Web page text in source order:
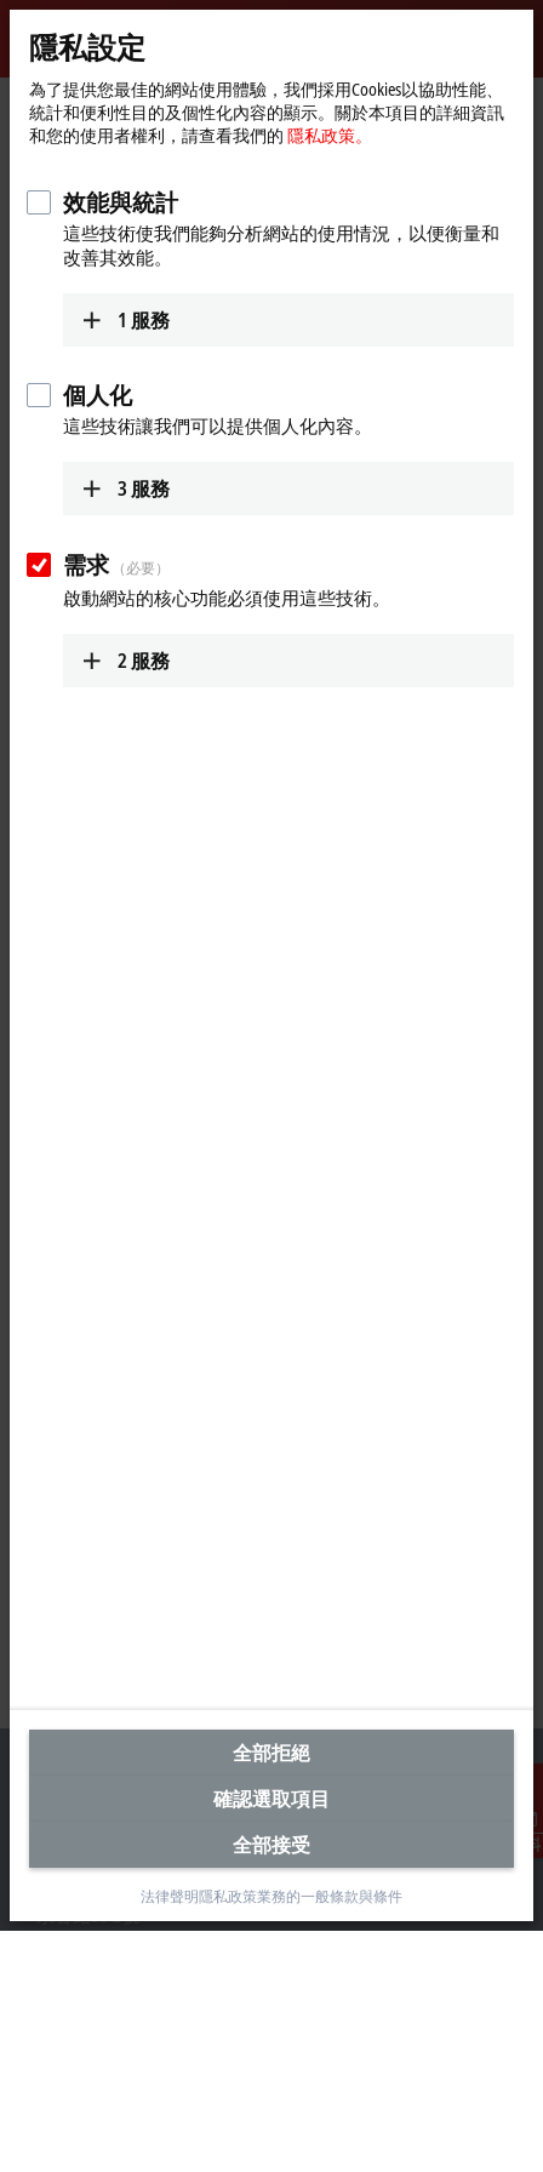
Beckhoff
-
New
Automation
首
Products Motion Product finder Motion
聯絡資料
Product finder Motion
The product finder only works on devices with a larger display.
Tabular product overview
content.
Tabular product overview
Beckhoff Automation Co., Ltd.
隱私設定
為了提供您最佳的網站使用體驗，我們採用Cookies以協助性能、
統計和便利性目的及個性化內容的顯示。關於本項目的詳細資訊
和您的使用者權利，請查看我們的 隱私政策。
效能與統計
這些技術使我們能夠分析網站的使用情況，以便衡量和
改善其效能。
1 服務
個人化
這些技術讓我們可以提供個人化內容。
3 服務
需求 （必要）
啟動網站的核心功能必須使用這些技術。
2 服務
全部拒絕
確認選取項目
全部接受
法律聲明隱私政策業務的一般條款與條件